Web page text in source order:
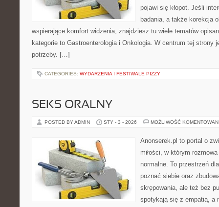
pojawi się kłopot. Jeśli
badania, a także korekcja
wspierające komfort widzenia, znajdziesz tu wiele tematów
kategorie to Gastroenterologia i Onkologia. W centrum tej strony
potrzeby. […]
CATEGORIES: WYDARZENIA I FESTIWALE PIZZY
SEKS ORALNY
POSTED BY ADMIN STY - 3 - 2026 MOŻLIWOŚĆ
Anonserek.pl to portal o
miłości, w którym
normalne. To przestrzeń
poznać siebie oraz
skrępowania, ale też bez
spotykają się z empatią, a